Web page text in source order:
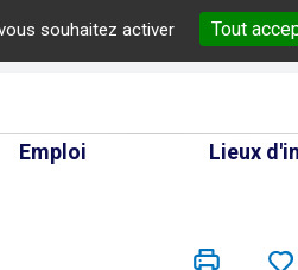
souhaitez activer Tout
Emploi Lieux